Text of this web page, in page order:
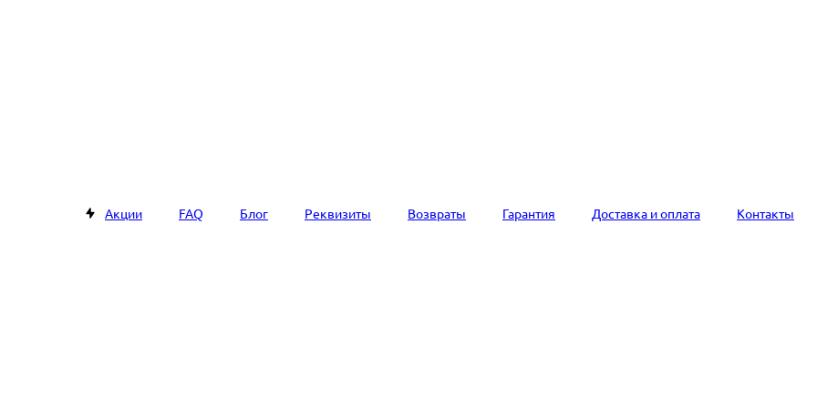
Акции FAQ Блог Реквизиты Возвраты Гарантия Доставка и оплата Контакты